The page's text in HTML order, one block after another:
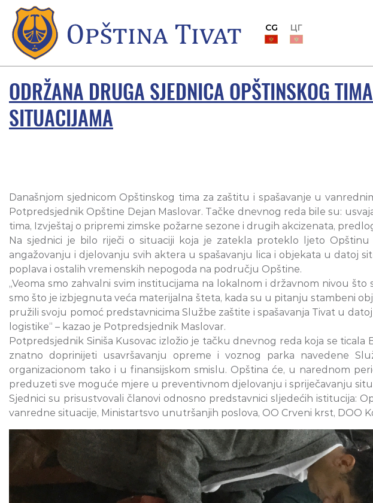
CG ЦГ
ODRŽANA DRUGA SJEDNICA OPŠTINSKOG
SITUACIJAMA
Današnjom sjednicom Opštinskog tima za zaštitu i spašavanje u
Potpredsjednik Opštine Dejan Maslovar. Tačke dnevnog reda bile su:
tima, Izvještaj o pripremi zimske požarne sezone i drugih akcizenata,
Na sjednici je bilo riječi o situaciji koja je zatekla proteklo ljeto
angažovanju i djelovanju svih aktera u spašavanju lica i objekata u datoj
poplava i ostalih vremenskih nepogoda na području Opštine.
„Veoma smo zahvalni svim institucijama na lokalnom i državnom nivou
smo što je izbjegnuta veća materijalna šteta, kada su u pitanju stambeni
pružili svoju pomoć predstavnicima Službe zaštite i spašavanja Tivat u
logistike“ – kazao je Potpredsjednik Maslovar.
Potpredsjednik Siniša Kusovac izložio je tačku dnevnog reda koja se
znatno doprinijeti usavršavanju opreme i voznog parka navedene
organizacionom tako i u finansijskom smislu. Opština će, u narednom
preduzeti sve moguće mjere u preventivnom djelovanju i spriječavanju
Sjednici su prisustvovali članovi odnosno predstavnici sljedećih istitucija:
vanredne situacije, Ministartsvo unutršanjih poslova, OO Crveni krst, DOO